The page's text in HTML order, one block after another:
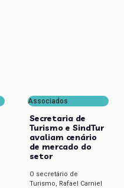
Associados
Secretaria de
Turismo e SindTur
avaliam cenário
de mercado do
setor
O secretário de
Turismo, Rafael Carniel